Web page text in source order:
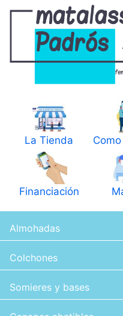
La Tienda
Financiación
Almohadas
Colchones
Somieres y bases